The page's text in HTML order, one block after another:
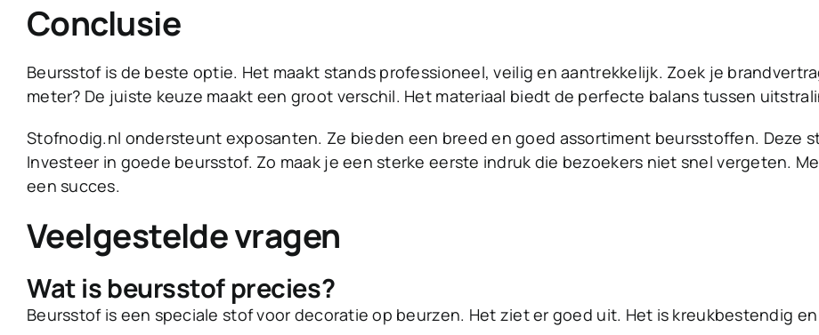
Conclusie
Beursstof is de beste optie. Het maakt stands professioneel, veilig en aantrekkelijk. Zoek je
meter? De juiste keuze maakt een groot verschil. Het materiaal biedt de perfecte balans tussen
Stofnodig.nl ondersteunt exposanten. Ze bieden een breed en goed assortiment beursstoffen. Deze
Investeer in goede beursstof. Zo maak je een sterke eerste indruk die bezoekers niet snel vergeten.
een succes.
Veelgestelde vragen
Wat is beursstof precies?
Beursstof is een speciale stof voor decoratie op beurzen. Het ziet er goed uit. Het is kreukbestendig